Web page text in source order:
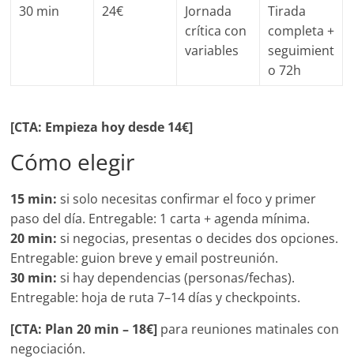
30 min
24€
Jornada
crítica con
variables
Tirada
completa +
seguimient
o 72h
[CTA: Empieza hoy desde 14€]
Cómo elegir
15 min: si solo necesitas confirmar el foco y primer
paso del día. Entregable: 1 carta + agenda mínima.
20 min: si negocias, presentas o decides dos opciones.
Entregable: guion breve y email postreunión.
30 min: si hay dependencias (personas/fechas).
Entregable: hoja de ruta 7–14 días y checkpoints.
[CTA: Plan 20 min – 18€] para reuniones matinales con
negociación.